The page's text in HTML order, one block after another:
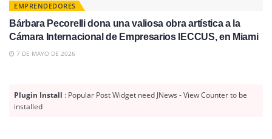
EMPRENDEDORES
Bárbara Pecorelli dona una valiosa obra artística a la
Cámara Internacional de Empresarios IECCUS, en Miami
7 DE MAYO DE 2026
Plugin Install : Popular Post Widget need JNews - View Counter to be
installed